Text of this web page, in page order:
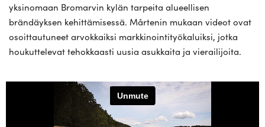
yksinomaan Bromarvin kylän tarpeita alueellisen
brändäyksen kehittämisessä. Mårtenin mukaan videot ovat
osoittautuneet arvokkaiksi markkinointityökaluiksi, jotka
houkuttelevat tehokkaasti uusia asukkaita ja vierailijoita.